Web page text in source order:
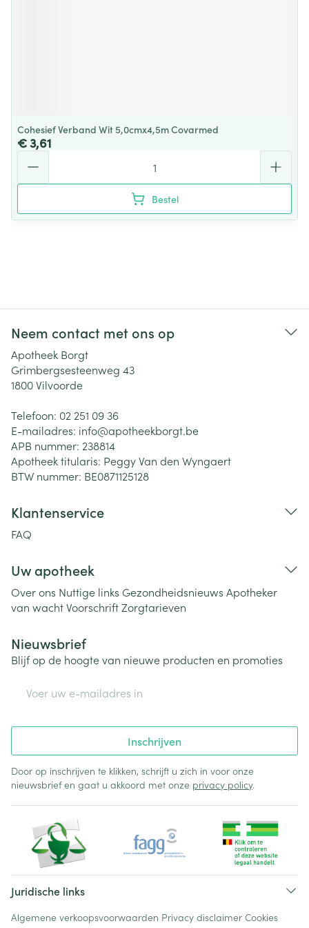
Cohesief Verband Wit 5,0cmx4,5m Covarmed
€ 3,61
Bestel
Neem contact met ons op
Apotheek Borgt
Grimbergsesteenweg 43
1800Vilvoorde
Telefoon: 02 251 09 36
E-mailadres: info@apotheekborgt.be
APB nummer: 238814
Apotheek titularis: Peggy Van den Wyngaert
BTW nummer: BE0871125128
Klantenservice
FAQ
Uw apotheek
Over ons Nuttige links Gezondheidsnieuws Apotheker
van wachtVoorschriftZorgtarieven
Nieuwsbrief
Blijf op de hoogte van nieuwe producten en promoties
Inschrijven
Door op inschrijven te klikken, schrijft u zich in voor onze
nieuwsbrief en gaat u akkoord met onze privacy policy.
Juridische links
Algemene verkoopsvoorwaarden Privacy disclaimer Cookies